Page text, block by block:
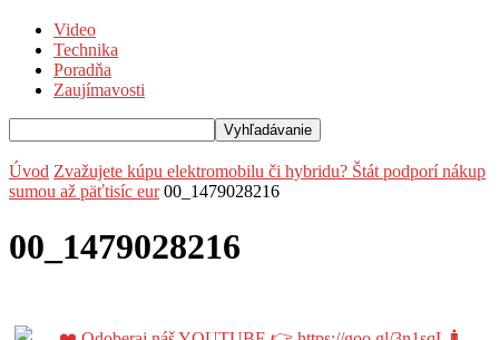
Video
Technika
Poradňa
Zaujímavosti
Úvod Zvažujete kúpu elektromobilu či hybridu? Štát podporí nákup
sumou až päťtisíc eur 00_1479028216
00_1479028216